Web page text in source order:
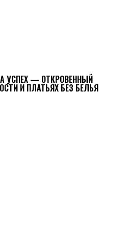
УСПЕХ — ОТКРОВЕННЫЙ
И ПЛАТЬЯХ БЕЗ БЕЛЬЯ